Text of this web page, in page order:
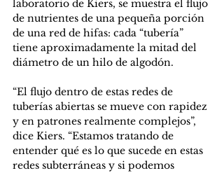
laboratorio de Kiers, se muestra el flujo
de nutrientes de una pequeña porción
de una red de hifas: cada “tubería”
tiene aproximadamente la mitad del
diámetro de un hilo de algodón.
“El flujo dentro de estas redes de
tuberías abiertas se mueve con rapidez
y en patrones realmente complejos”,
dice Kiers. “Estamos tratando de
entender qué es lo que sucede en estas
redes subterráneas y si podemos